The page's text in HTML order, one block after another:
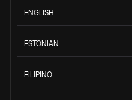
ENGLISH
ESTONIAN
FILIPINO